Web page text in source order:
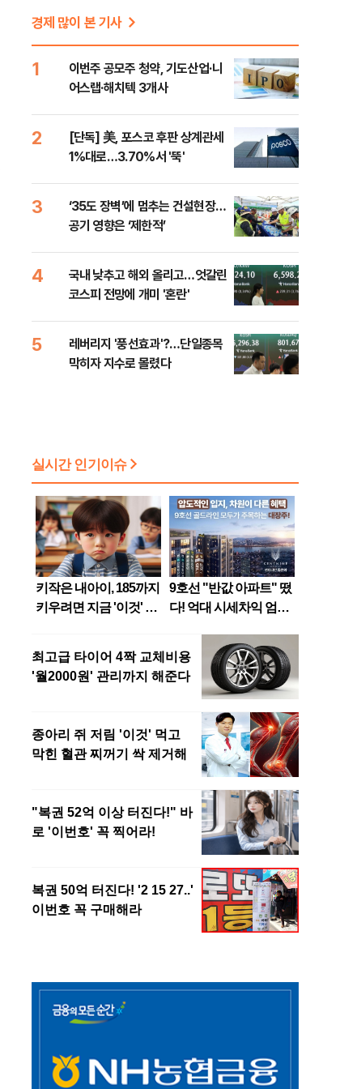
경제 많이 본 기사
1
이번주 공모주 청약, 기도산업·니
어스랩·해치텍 3개사
2
[단독] 美, 포스코 후판 상계관세
1%대로…3.70%서 '뚝'
3
‘35도 장벽’에 멈추는 건설현장…
공기 영향은 ‘제한적’
4
국내 낮추고 해외 올리고…엇갈린
코스피 전망에 개미 '혼란'
5
레버리지 '풍선효과'?…단일종목
막히자 지수로 몰렸다